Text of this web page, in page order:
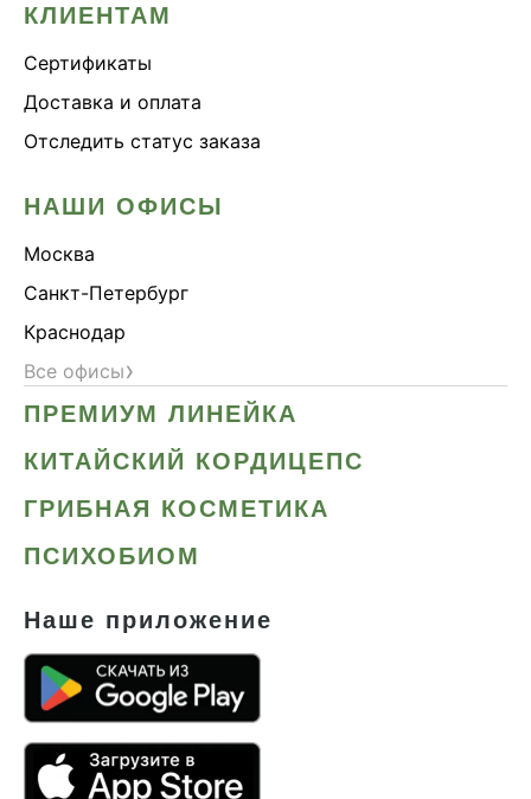
КЛИЕНТАМ
Сертификаты
Доставка и оплата
Отследить статус заказа
НАШИ ОФИСЫ
Москва
Санкт-Петербург
Краснодар
Все офисы›
ПРЕМИУМ ЛИНЕЙКА
КИТАЙСКИЙ КОРДИЦЕПС
ГРИБНАЯ КОСМЕТИКА
ПСИХОБИОМ
Наше приложение